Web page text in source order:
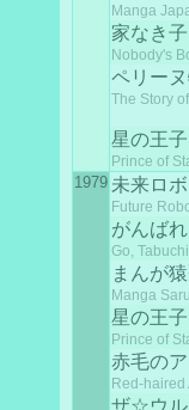
Manga
家なき子
Nobody's
ペリー
The Story
星の王
Prince of
1979 未来ロ
Future
がんば
Go,
まんが
Manga
星の王
Prince of
赤毛の
Red-haired
ザ☆ウル